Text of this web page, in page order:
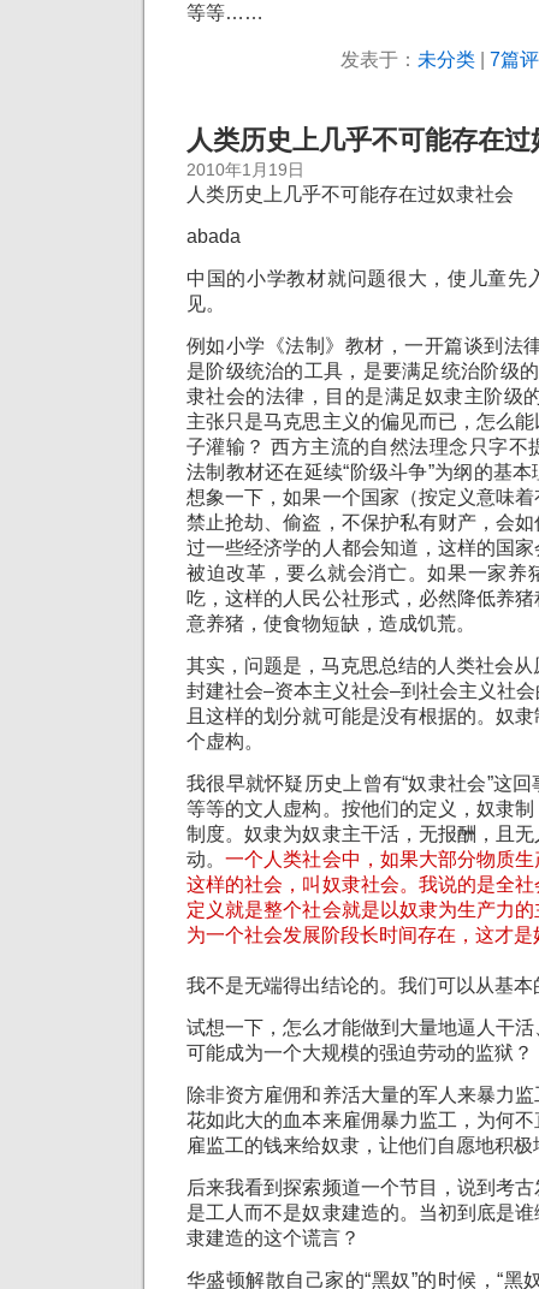
等等……
发表于： 未分类 7篇
人类历史上几乎不可能存在过
2010年1月19日
人类历史上几乎不可能存在过奴隶社会
abada
中国的小学教材就问题很大，使儿童先
见。
例如小学《法制》教材，一开篇谈到法
是阶级统治的工具，是要满足统治阶级的
隶社会的法律，目的是满足奴隶主阶级
主张只是马克思主义的偏见而已，怎么
子灌输？ 西方主流的自然法理念只字不
法制教材还在延续“阶级斗争”为纲的基
想象一下，如果一个国家（按定义意味
禁止抢劫、偷盗，不保护私有财产，会
过一些经济学的人都会知道，这样的国
被迫改革，要么就会消亡。如果一家养
吃，这样的人民公社形式，必然降低养
意养猪，使食物短缺，造成饥荒。
其实，问题是，马克思总结的人类社会从
封建社会–资本主义社会–到 社会主义社会
且这样的划分就可能是没有根据的。奴隶
个虚构。
我很早就怀疑历史上曾有“奴隶社会”这
等等的文人虚构。按他们的定义，奴隶
制度。奴隶为奴隶主干活，无报酬，且无
动。一个人类社会中，如果大部分物质
这样的社会 ，叫奴隶社会。我说的是全社
定义就是整个社会就是以奴隶为生产力
为一个社会发展阶段长时间存在，这才是
我不是无端得出结论的。我们可以从基
试想一下，怎么才能做到大量地逼人干
可能成为一个大规模的强迫劳动的监狱？
除非资方雇佣和养活大量的军人来暴力
花如此大的血本来雇佣暴力监工，为何
雇监工的钱来给奴隶，让他们自愿地积极
后来我看到探索频道一个节目，说到考
是工人而不是奴隶建造的。当初到底是
隶建造的这个谎言？
华盛顿解散自己家的“黑奴”的时候，“黑